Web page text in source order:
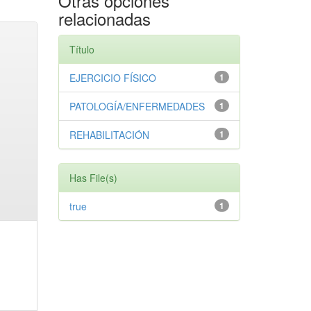
relacionadas
Título
1
EJERCICIO FÍSICO
1
PATOLOGÍA/ENFERMEDADES
1
REHABILITACIÓN
Has File(s)
1
true